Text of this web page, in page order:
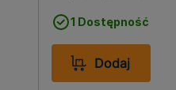
1 Dostępność w
Dodaj